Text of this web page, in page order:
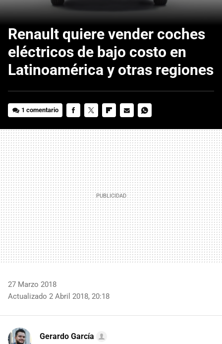
Renault quiere vender coches
eléctricos de bajo costo en
Latinoamérica y otras regiones
1 comentario
MAIL
27 Marzo 2018
Actualizado 2 Abril 2018, 20:18
Gerardo García